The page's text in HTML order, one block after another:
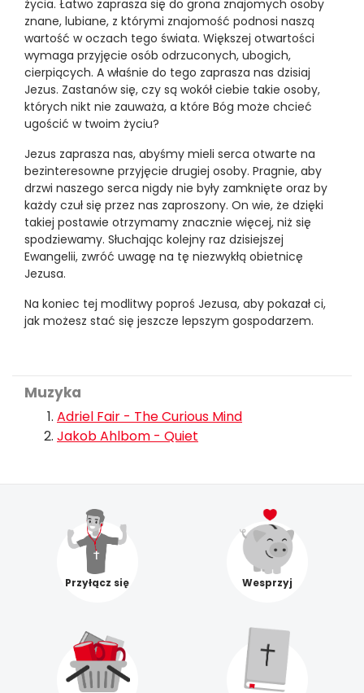
życia. Łatwo zaprasza się do grona znajomych osoby
znane, lubiane, z którymi znajomość podnosi naszą
wartość w oczach tego świata. Większej otwartości
wymaga przyjęcie osób odrzuconych, ubogich,
cierpiących. A właśnie do tego zaprasza nas dzisiaj
Jezus. Zastanów się, czy są wokół ciebie takie osoby,
których nikt nie zauważa, a które Bóg może chcieć
ugościć w twoim życiu?
Jezus zaprasza nas, abyśmy mieli serca otwarte na
bezinteresowne przyjęcie drugiej osoby. Pragnie, aby
drzwi naszego serca nigdy nie były zamknięte oraz by
każdy czuł się przez nas zaproszony. On wie, że dzięki
takiej postawie otrzymamy znacznie więcej, niż się
spodziewamy. Słuchając kolejny raz dzisiejszej
Ewangelii, zwróć uwagę na tę niezwykłą obietnicę
Jezusa.
Na koniec tej modlitwy poproś Jezusa, aby pokazał ci,
jak możesz stać się jeszcze lepszym gospodarzem.
Muzyka
Adriel Fair - The Curious Mind
Jakob Ahlbom - Quiet
Przyłącz się Wesprzyj